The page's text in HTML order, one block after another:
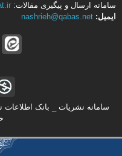
سامانه ارسال و پیگیری مقالات:
ایمیل: nashrieh@qabas.net
سامانه نشریات _ بانک